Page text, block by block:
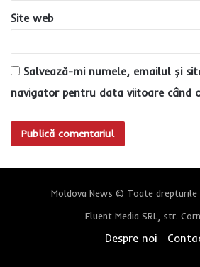
Site web
Salvează-mi numele, emailul și
navigator pentru data viitoare când
Moldova News © Toate
Fluent Media SRL, str.
Despre noi